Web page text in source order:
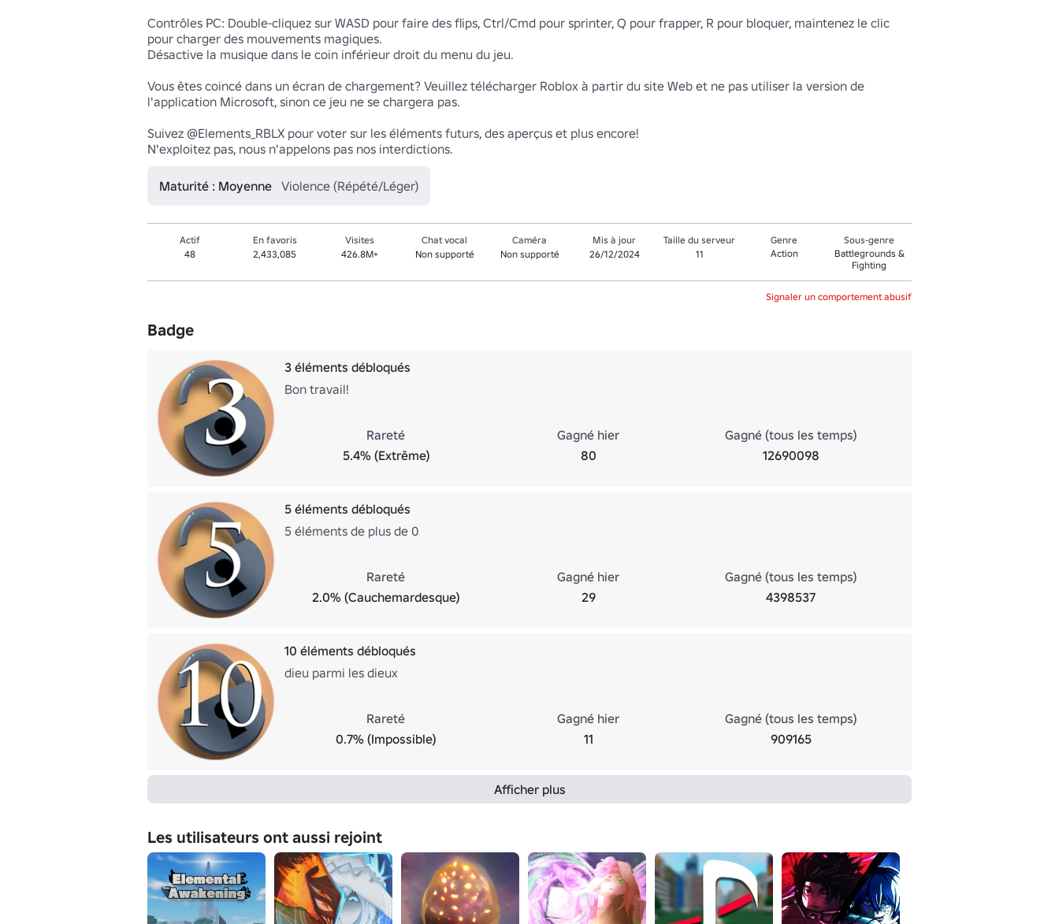
Contrôles PC: Double-cliquez sur WASD pour faire des flips, Ctrl/Cmd pour sprinter, Q pour frapper, R pour bloquer, maintenez le clic
pour charger des mouvements magiques.
Désactive la musique dans le coin inférieur droit du menu du jeu.
Vous êtes coincé dans un écran de chargement? Veuillez télécharger Roblox à partir du site Web et ne pas utiliser la version de
l'application Microsoft, sinon ce jeu ne se chargera pas.
Suivez @Elements_RBLX pour voter sur les éléments futurs, des aperçus et plus encore!
N'exploitez pas, nous n'appelons pas nos interdictions.
Maturité : Moyenne Violence (Répété/Léger)
Actif
48
En favoris
2,433,085
Visites
426.8M+
Chat vocal
Non supporté
Caméra
Non supporté
Mis à jour
26/12/2024
Taille du serveur
11
Genre
Action
Sous-genre
Battlegrounds &
Fighting
Signaler un comportement abusif
Badge
3 éléments débloqués
Bon travail!
Rareté
5.4% (Extrême)
Gagné hier
80
Gagné (tous les temps)
12690098
5 éléments débloqués
5 éléments de plus de 0
Rareté
2.0% (Cauchemardesque)
Gagné hier
29
Gagné (tous les temps)
4398537
10 éléments débloqués
dieu parmi les dieux
Rareté
0.7% (Impossible)
Gagné hier
11
Gagné (tous les temps)
909165
Afficher plus
Les utilisateurs ont aussi rejoint